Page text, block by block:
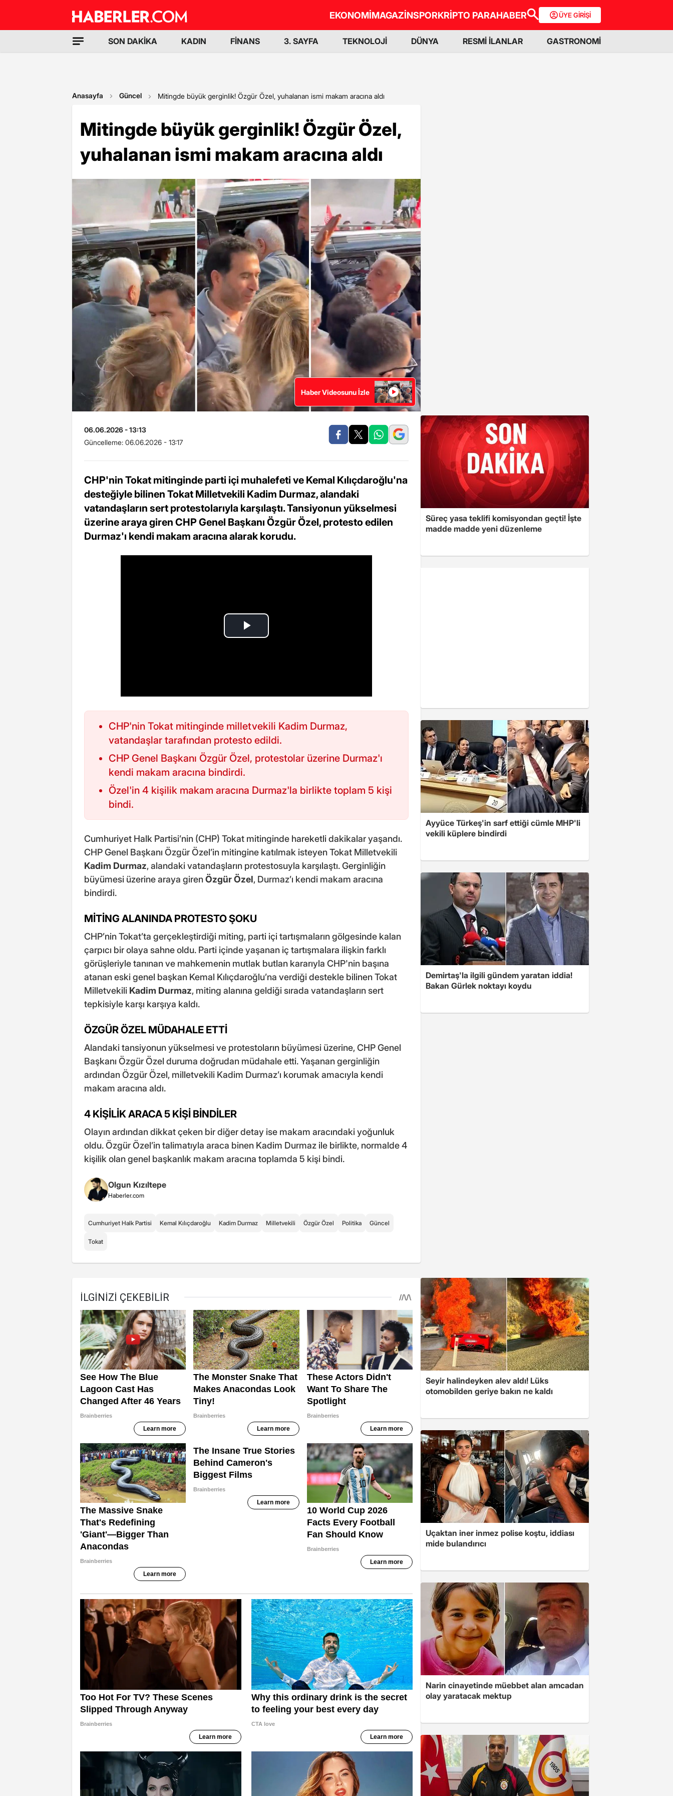
EKONOMİMAGAZİNSPORKRİPTO PARAHABER ÜYE GİRİŞİ
SON DAKİKA KADIN FİNANS 3. SAYFA TEKNOLOJİ DÜNYA RESMİ İLANLAR GASTRONOMİ
Anasayfa Güncel Mitingde büyük gerginlik! Özgür Özel, yuhalanan ismi makam aracına aldı
Mitingde büyük gerginlik! Özgür Özel,
yuhalanan ismi makam aracına aldı
Haber Videosunu İzle
06.06.2026 - 13:13
Güncelleme: 06.06.2026 - 13:17
CHP'nin Tokat mitinginde parti içi muhalefeti ve Kemal Kılıçdaroğlu'na
desteğiyle bilinen Tokat Milletvekili Kadim Durmaz, alandaki
vatandaşların sert protestolarıyla karşılaştı. Tansiyonun yükselmesi
üzerine araya giren CHP Genel Başkanı Özgür Özel, protesto edilen
Durmaz'ı kendi makam aracına alarak korudu.
CHP'nin Tokat mitinginde milletvekili Kadim Durmaz,
vatandaşlar tarafından protesto edildi.
CHP Genel Başkanı Özgür Özel, protestolar üzerine Durmaz'ı
kendi makam aracına bindirdi.
Özel'in 4 kişilik makam aracına Durmaz'la birlikte toplam 5 kişi
bindi.
Cumhuriyet Halk Partisi’nin (CHP) Tokat mitinginde hareketli dakikalar yaşandı.
CHP Genel Başkanı Özgür Özel’in mitingine katılmak isteyen Tokat Milletvekili
Kadim Durmaz, alandaki vatandaşların protestosuyla karşılaştı. Gerginliğin
büyümesi üzerine araya girenÖzgür Özel, Durmaz’ı kendi makam aracına
bindirdi.
MİTİNG ALANINDA PROTESTO ŞOKU
CHP’nin Tokat’ta gerçekleştirdiği miting, parti içi tartışmaların gölgesinde kalan
çarpıcı bir olaya sahne oldu. Parti içinde yaşanan iç tartışmalara ilişkin farklı
görüşleriyle tanınan ve mahkemenin mutlak butlan kararıyla CHP'nin başına
atanan eski genel başkan Kemal Kılıçdaroğlu’na verdiği destekle bilinen Tokat
Milletvekili Kadim Durmaz, miting alanına geldiği sırada vatandaşların sert
tepkisiyle karşı karşıya kaldı.
ÖZGÜR ÖZEL MÜDAHALE ETTİ
Alandaki tansiyonun yükselmesi ve protestoların büyümesi üzerine, CHP Genel
Başkanı Özgür Özel duruma doğrudan müdahale etti. Yaşanan gerginliğin
ardından Özgür Özel, milletvekili Kadim Durmaz’ı korumak amacıyla kendi
makam aracına aldı.
4 KİŞİLİK ARACA 5 KİŞİ BİNDİLER
Olayın ardından dikkat çeken bir diğer detay ise makam aracındaki yoğunluk
oldu. Özgür Özel’in talimatıyla araca binen Kadim Durmaz ile birlikte, normalde 4
kişilik olan genel başkanlık makam aracına toplamda 5 kişi bindi.
Olgun Kızıltepe
Haberler.com
Cumhuriyet Halk Partisi Kemal Kılıçdaroğlu Kadim Durmaz Milletvekili Özgür Özel Politika Güncel
Tokat
Süreç yasa teklifi komisyondan geçti! İşte
madde madde yeni düzenleme
Ayyüce Türkeş'in sarf ettiği cümle MHP'li
vekili küplere bindirdi
Demirtaş'la ilgili gündem yaratan iddia!
Bakan Gürlek noktayı koydu
Seyir halindeyken alev aldı! Lüks
otomobilden geriye bakın ne kaldı
Uçaktan iner inmez polise koştu, iddiası
mide bulandırıcı
Narin cinayetinde müebbet alan amcadan
olay yaratacak mektup